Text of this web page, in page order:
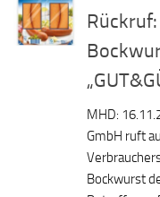
MHD:
GmbH ruft
Bockwurst